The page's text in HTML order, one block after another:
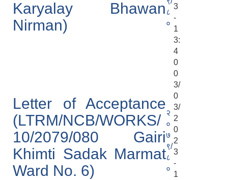
Karyalay Bhawan
Nirman)
८
०
3
-
1
3:
4
0
Letter of Acceptance
(LTRM/NCB/WORKS/
10/2079/080 Gairi
Khimti Sadak Marmat
Ward No. 6)
२
०
७
९/
८
०
0
3/
0
3/
2
0
2
3
-
1